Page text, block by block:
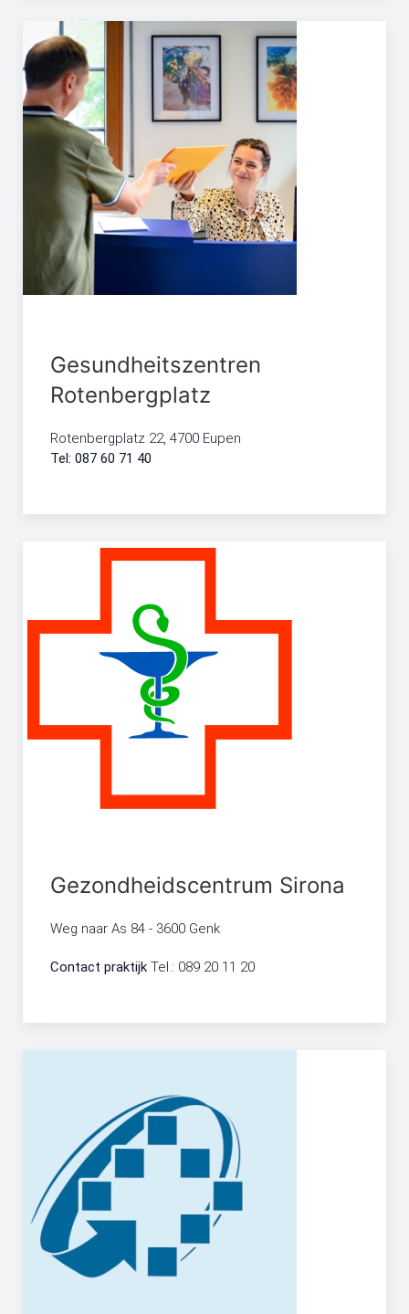
Gesundheitszentren
Rotenbergplatz
Rotenbergplatz 22, 4700 Eupen
Tel: 087 60 71 40
Gezondheidscentrum Sirona
Weg naar As 84 - 3600 Genk
Contact praktijk Tel.: 089 20 11 20